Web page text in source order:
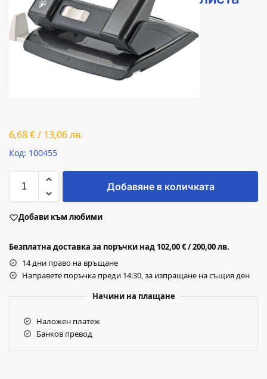
6,68€/ 13,06лв.
Код: 100455
Добавяне в количката
Добави към любими
Безплатна доставка за поръчки над 102,00 € / 200,00 лв.
14 дни право на връщане
Направете поръчка преди 14:30, за изпращане на същия ден
Начини на плащане
Наложен платеж
Банков превод